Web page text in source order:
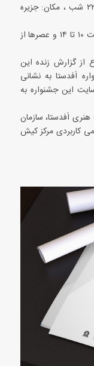
افتتاحیه: شنبه ۵ خردادماه از ساعت ۱۷:۳۰ تا ۲۲ شب ، مکان: جزیره
این نمایشگاه تا ۱۰ خرداد ماه و صبح ها از ساعت ۱۰ تا ۱۴ و عصرها از
از گزارش زنده این
اَفدستا به نشانی
این جشنواره به
هنری اَفدستا، سازمان
کاربردی مرکز کیش